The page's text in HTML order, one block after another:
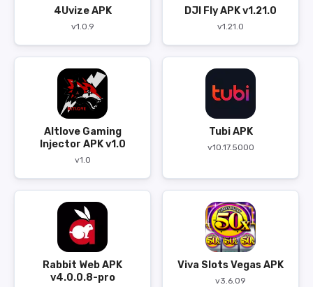
4Uvize APK
v1.0.9
DJI Fly APK v1.21.0
v1.21.0
Altlove Gaming
Injector APK v1.0
v1.0
Tubi APK
v10.17.5000
Rabbit Web APK
v4.0.0.8-pro
Viva Slots Vegas APK
v3.6.09